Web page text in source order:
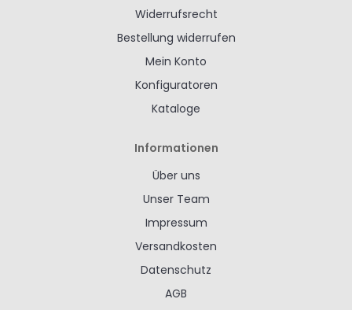
Widerrufsrecht
Bestellung widerrufen
Mein Konto
Konfiguratoren
Kataloge
Informationen
Über uns
Unser Team
Impressum
Versandkosten
Datenschutz
AGB